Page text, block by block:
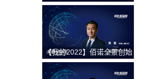
技术官王涛：发挥BT+AI双
引擎特色优势，推进AI技术
在精准医疗领域的临床落地
【我的2022】佰诺全景创始
人焦磊：降低使用成本和难
度，推动全景病理技术在中